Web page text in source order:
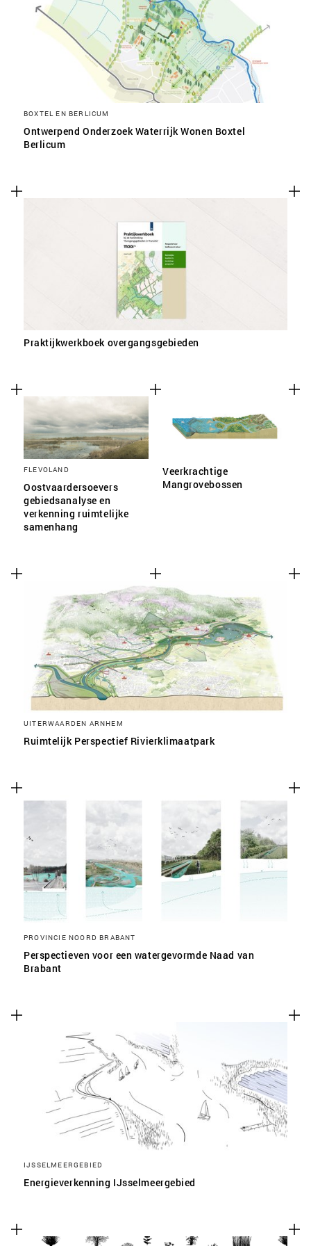
BOXTEL EN BERLICUM
Ontwerpend Onderzoek Waterrijk Wonen Boxtel
Berlicum
Praktijkwerkboek overgangsgebieden
FLEVOLAND
Oostvaardersoevers
gebiedsanalyse en
verkenning ruimtelijke
samenhang
Veerkrachtige
Mangrovebossen
UITERWAARDEN ARNHEM
Ruimtelijk Perspectief Rivierklimaatpark
PROVINCIE NOORD BRABANT
Perspectieven voor een watergevormde Naad van
Brabant
IJSSELMEERGEBIED
Energieverkenning IJsselmeergebied
SLA VOORKEUREN OP